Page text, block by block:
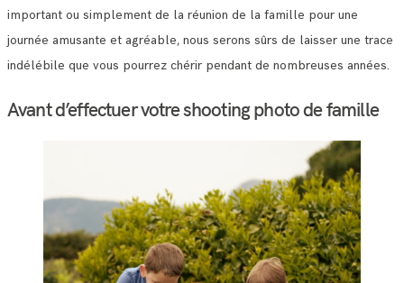
important ou simplement de la réunion de la famille pour une
journée amusante et agréable, nous serons sûrs de laisser une trace
indélébile que vous pourrez chérir pendant de nombreuses années.
Avant d’effectuer votre shooting photo de famille